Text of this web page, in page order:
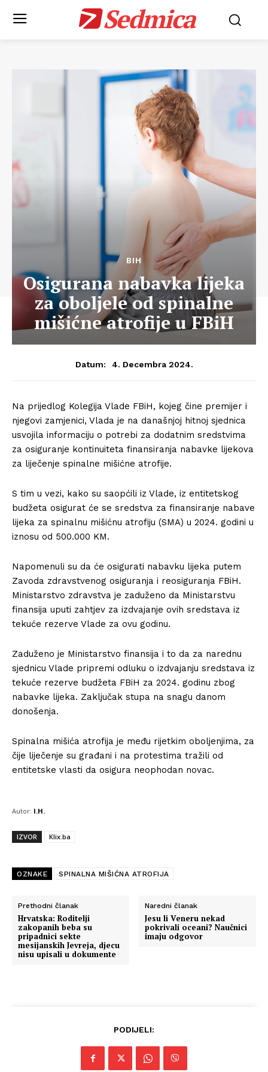
Sedmica
BIH
Osigurana nabavka lijeka
za oboljele od spinalne
mišićne atrofije u FBiH
Datum: 4. Decembra 2024.
Na prijedlog Kolegija Vlade FBiH, kojeg čine premijer i
njegovi zamjenici, Vlada je na današnjoj hitnoj sjednica
usvojila informaciju o potrebi za dodatnim sredstvima
za osiguranje kontinuiteta finansiranja nabavke lijekova
za liječenje spinalne mišićne atrofije.
S tim u vezi, kako su saopćili iz Vlade, iz entitetskog
budžeta osigurat će se sredstva za finansiranje nabave
lijeka za spinalnu mišićnu atrofiju (SMA) u 2024. godini u
iznosu od 500.000 KM.
Napomenuli su da će osigurati nabavku lijeka putem
Zavoda zdravstvenog osiguranja i reosiguranja FBiH.
Ministarstvo zdravstva je zaduženo da Ministarstvu
finansija uputi zahtjev za izdvajanje ovih sredstava iz
tekuće rezerve Vlade za ovu godinu.
Zaduženo je Ministarstvo finansija i to da za narednu
sjednicu Vlade pripremi odluku o izdvajanju sredstava iz
tekuće rezerve budžeta FBiH za 2024. godinu zbog
nabavke lijeka. Zaključak stupa na snagu danom
donošenja.
Spinalna mišića atrofija je među rijetkim oboljenjima, za
čije liječenje su građani i na protestima tražili od
entitetske vlasti da osigura neophodan novac.
Autor: I.H.
IZVOR Klix.ba
OZNAKE SPINALNA MIŠIĆNA ATROFIJA
Prethodni članak
Hrvatska: Roditelji
zakopanih beba su
pripadnici sekte
mesijanskih Jevreja, djecu
nisu upisali u dokumente
Naredni članak
Jesu li Veneru nekad
pokrivali oceani? Naučnici
imaju odgovor
PODIJELI: